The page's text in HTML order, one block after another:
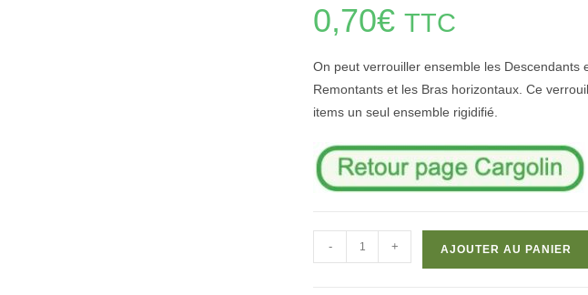
0,70€ TTC
On peut verrouiller ensemble les Descendants
Remontants et les Bras horizontaux. Ce
items un seul ensemble rigidifié.
de
- + AJOUTER AU PANIER